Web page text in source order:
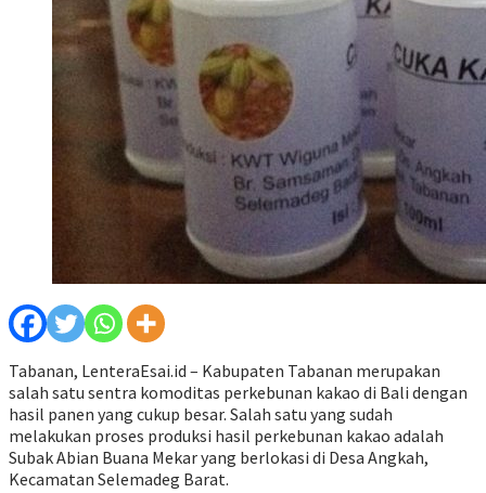
Tabanan, LenteraEsai.id – Kabupaten Tabanan merupakan
salah satu sentra komoditas perkebunan kakao di Bali dengan
hasil panen yang cukup besar. Salah satu yang sudah
melakukan proses produksi hasil perkebunan kakao adalah
Subak Abian Buana Mekar yang berlokasi di Desa Angkah,
Kecamatan Selemadeg Barat.